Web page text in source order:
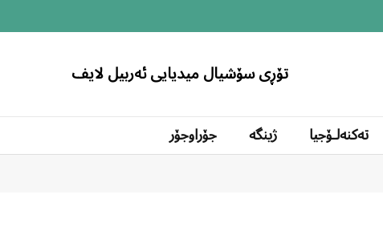
تۆڕی سۆشیال میدیایی ئەربیل لایف
تەکنەلۆجیا ژینگە جۆراوجۆر